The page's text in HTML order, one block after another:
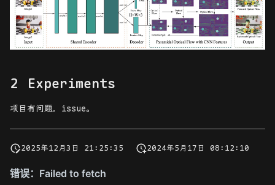
SLAM3R
VGGT
VGGT-SLAM
VGGT-Long
PAGE-4D
D4Recon
Experiments
项目有问题， issue。
2025年12月3日 21:25:35 2024年5月17日 08:12:10